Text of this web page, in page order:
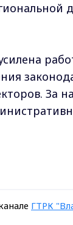
За
ГТРК